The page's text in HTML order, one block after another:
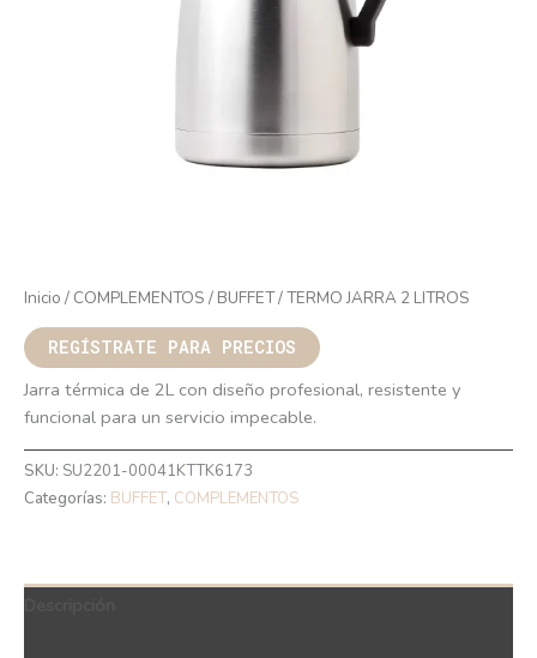
Inicio / COMPLEMENTOS / BUFFET/ TERMO JARRA 2 LITROS
REGÍSTRATE PARA PRECIOS
Jarra térmica de 2L con diseño profesional, resistente y
funcional para un servicio impecable.
SKU: SU2201-00041KTTK6173
Categorías: BUFFET, COMPLEMENTOS